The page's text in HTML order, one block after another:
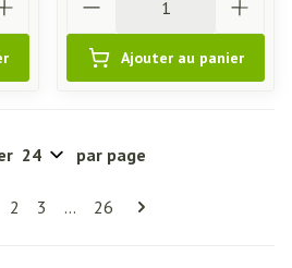
Ajouter au panier
Pages
lisez actuellement la page
Page
2 Page
3 ... Page
26
par page